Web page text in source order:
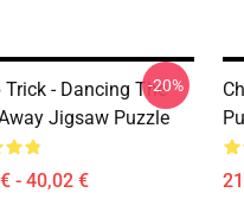
Trick - Dancing The
Jigsaw Puzzle
- 40,02 €
-20%